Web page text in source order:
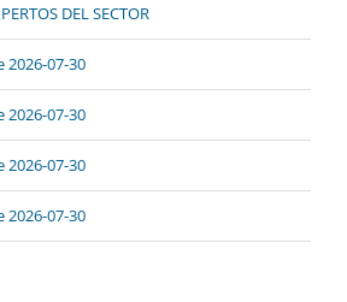
DEL SECTOR
2026-07-30
2026-07-30
2026-07-30
2026-07-30